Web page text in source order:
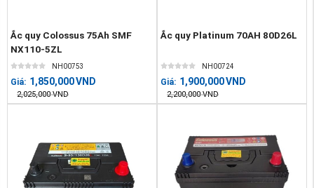
Ắc quy Colossus 75Ah SMF
NX110-5ZL
NH00753
Giá: 1,850,000VND
2,025,000 VND
Ắc quy Platinum 70AH 80D26L
NH00724
Giá: 1,900,000VND
2,200,000 VND